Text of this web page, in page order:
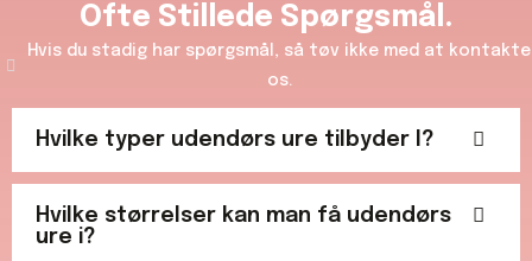
Ofte Stillede Spørgsmål.​
Hvis du stadig har spørgsmål, så tøv ikke med at kontakte
os.
Hvilke typer udendørs ure tilbyder I?
Hvilke størrelser kan man få udendørs
ure i?